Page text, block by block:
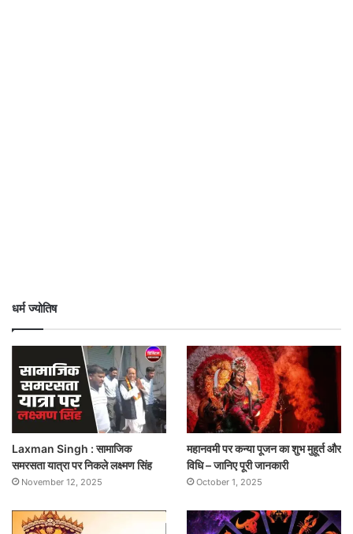
धर्म ज्योतिष
Laxman Singh : सामाजिक
समरसता यात्रा पर निकले लक्ष्मण सिंह
November 12, 2025
महानवमी पर कन्या पूजन का शुभ मुहूर्त और
विधि – जानिए पूरी जानकारी
October 1, 2025